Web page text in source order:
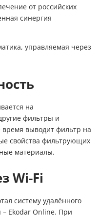
от российских
синергия
управляемая через
на
фильтры и
время выводит фильтр на
свойства фильтрующих
материалы.
Wi-Fi
систему удалённого
Ekodar Online. При